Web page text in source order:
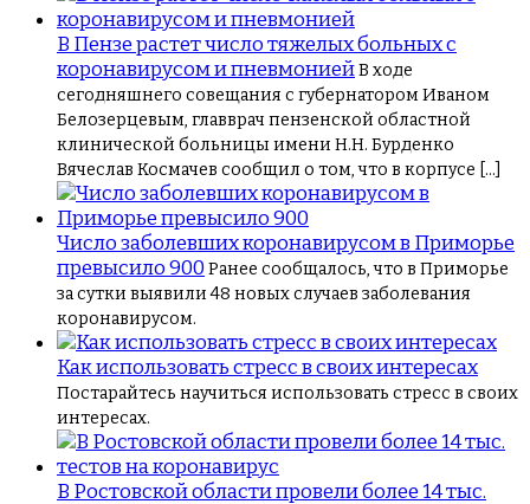
В Пензе растет число тяжелых больных с
коронавирусом и пневмониейВ ходе
сегодняшнего совещания с губернатором Иваном
Белозерцевым, главврач пензенской областной
клинической больницы имени Н.Н. Бурденко
Вячеслав Космачев сообщил о том, что в корпусе […]
Число заболевших коронавирусом в Приморье
превысило 900 Ранее сообщалось, что в Приморье
за сутки выявили 48 новых случаев заболевания
коронавирусом.
Как использовать стресс в своих интересах
Постарайтесь научиться использовать стресс в своих
интересах.
В Ростовской области провели более 14 тыс.